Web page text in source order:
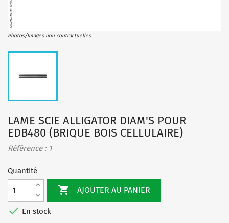
Photos/Images non contractuelles
LAME SCIE ALLIGATOR DIAM'S POUR
EDB480 (BRIQUE BOIS CELLULAIRE)
Référence : 1
Quantité
 AJOUTER AU PANIER
 En stock